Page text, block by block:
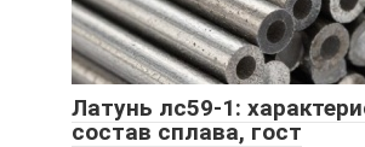
Латунь лс59-1:
состав сплава, гост